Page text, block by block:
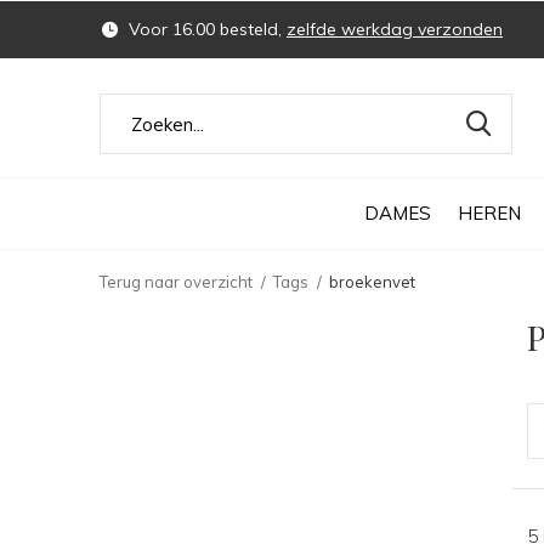
DAMES HEREN
Voor 16.00 besteld, zelfde werkdag verzonden
Terug naar overzicht Tags broekenvet
5